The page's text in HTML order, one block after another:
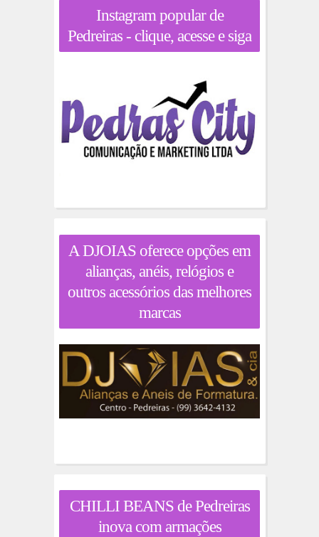
Instagram popular de
Pedreiras - clique, acesse e siga
A DJOIAS oferece opções em
alianças, anéis, relógios e
outros acessórios das melhores
marcas
CHILLI BEANS de Pedreiras
inova com armações